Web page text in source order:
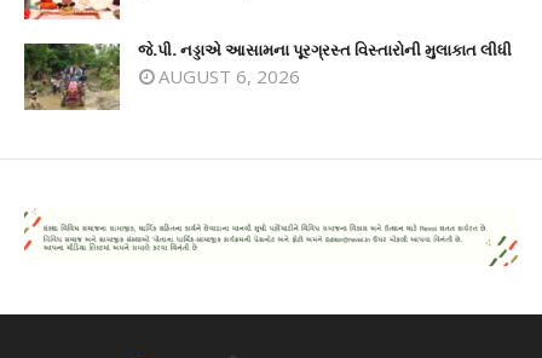
જે.પી. નડ્ડાએ આસામના પૂરગ્રસ્ત વિસ્તારોની મુલાકાત લીધી
AUGUST 6, 2026